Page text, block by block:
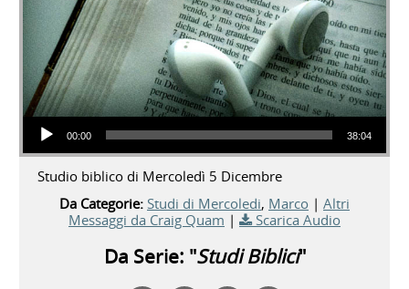
Audio Player
00:00 38:04
Studio biblico di Mercoledì 5 Dicembre
Da Categorie: Studi di Mercoledi, Marco | Altri
Messaggi da Craig Quam | Scarica Audio
Da Serie: "Studi Biblici"